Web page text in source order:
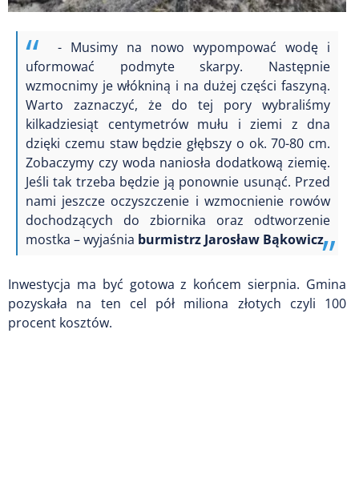
- Musimy na nowo wypompować wodę i
uformować podmyte skarpy. Następnie
wzmocnimy je włókniną i na dużej części faszyną.
Warto zaznaczyć, że do tej pory wybraliśmy
kilkadziesiąt centymetrów mułu i ziemi z dna
dzięki czemu staw będzie głębszy o ok. 70-80 cm.
Zobaczymy czy woda naniosła dodatkową ziemię.
Jeśli tak trzeba będzie ją ponownie usunąć. Przed
nami jeszcze oczyszczenie i wzmocnienie rowów
dochodzących do zbiornika oraz odtworzenie
mostka –wyjaśnia burmistrz Jarosław Bąkowicz.
Inwestycja ma być gotowa z końcem sierpnia. Gmina
pozyskała na ten cel pół miliona złotych czyli 100
procent kosztów.